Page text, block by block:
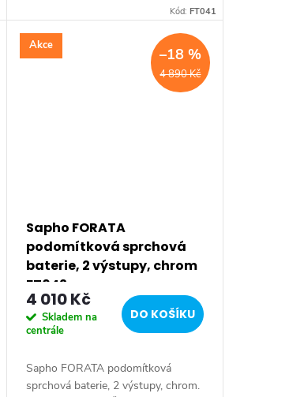
Materiál: Mosaz • Tvar: Hranaté •
Instalace:...
Kód: FT041
Akce
4 890 Kč
–18 %
Sapho FORATA
podomítková sprchová
baterie, 2 výstupy, chrom
FT042
4 010 Kč
Skladem na
centrále
DO KOŠÍKU
Sapho FORATA podomítková
sprchová baterie, 2 výstupy, chrom.